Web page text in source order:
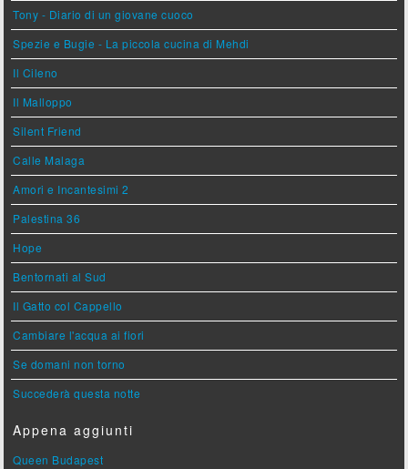
Tony - Diario di un giovane cuoco
Spezie e Bugie - La piccola cucina di Mehdi
Il Cileno
Il Malloppo
Silent Friend
Calle Malaga
Amori e Incantesimi 2
Palestina 36
Hope
Bentornati al Sud
Il Gatto col Cappello
Cambiare l'acqua ai fiori
Se domani non torno
Succederà questa notte
Appena aggiunti
Queen Budapest